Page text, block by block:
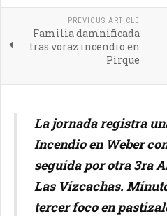
PREVIOUS ARTICLE
Familia damnificada
tras voraz incendio en
Pirque
La jornada registra
Incendio en Weber
seguida por otra 3ra
Las Vizcachas.
tercer foco en